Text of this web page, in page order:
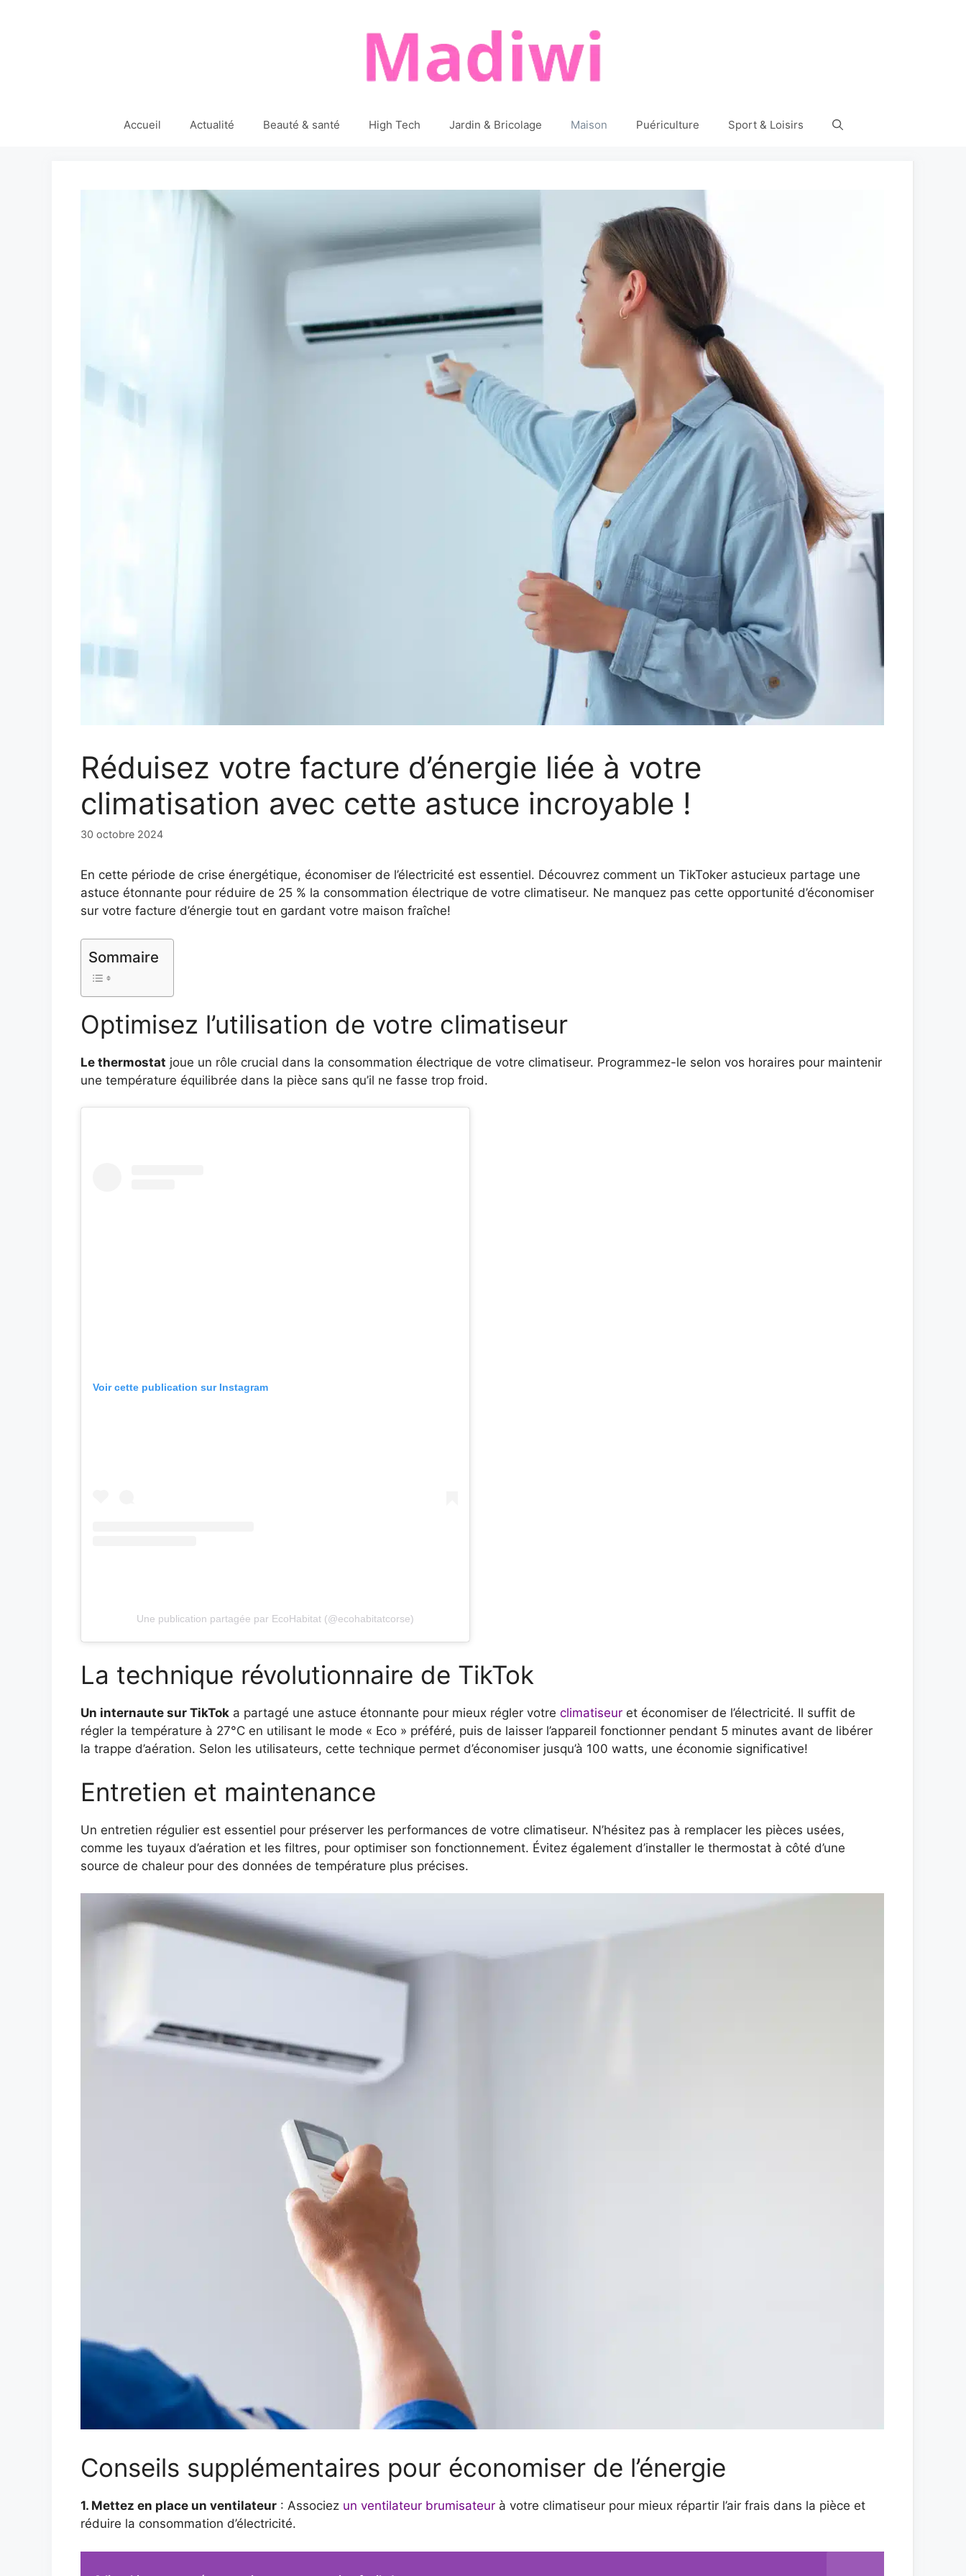
Accueil Actualité Beauté & santé High Tech Jardin & Bricolage Maison Puériculture Sport & Loisirs
Réduisez votre facture d’énergie liée à votre
climatisation avec cette astuce incroyable !
30 octobre 2024
En cette période de crise énergétique, économiser de l’électricité est essentiel. Découvrez comment un TikToker astucieux partage une
astuce étonnante pour réduire de 25 % la consommation électrique de votre climatiseur. Ne manquez pas cette opportunité d’économiser
sur votre facture d’énergie tout en gardant votre maison fraîche!
Sommaire
Optimisez l’utilisation de votre climatiseur
Le thermostat joue un rôle crucial dans la consommation électrique de votre climatiseur. Programmez-le selon vos horaires pour maintenir
une température équilibrée dans la pièce sans qu’il ne fasse trop froid.
Voir cette publication sur Instagram
Une publication partagée par EcoHabitat (@ecohabitatcorse)
La technique révolutionnaire de TikTok
Un internaute sur TikTok a partagé une astuce étonnante pour mieux régler votre climatiseur et économiser de l’électricité. Il suffit de
régler la température à 27°C en utilisant le mode « Eco » préféré, puis de laisser l’appareil fonctionner pendant 5 minutes avant de libérer
la trappe d’aération. Selon les utilisateurs, cette technique permet d’économiser jusqu’à 100 watts, une économie significative!
Entretien et maintenance
Un entretien régulier est essentiel pour préserver les performances de votre climatiseur. N’hésitez pas à remplacer les pièces usées,
comme les tuyaux d’aération et les filtres, pour optimiser son fonctionnement. Évitez également d’installer le thermostat à côté d’une
source de chaleur pour des données de température plus précises.
Conseils supplémentaires pour économiser de l’énergie
1. Mettez en place un ventilateur : Associez un ventilateur brumisateur à votre climatiseur pour mieux répartir l’air frais dans la pièce et
réduire la consommation d’électricité.